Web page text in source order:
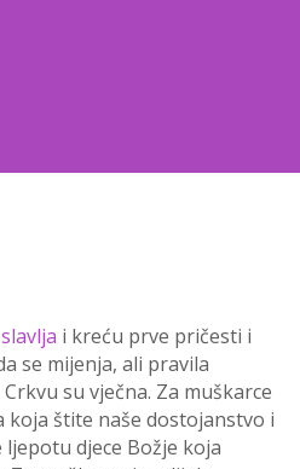
i kreću prve pričesti i
se mijenja, ali pravila
su vječna. Za muškarce
koja štite naše dostojanstvo i
djece Božje koja